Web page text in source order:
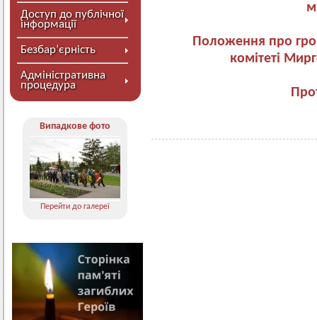
Доступ до публічної
інформації
Безбар’єрність
Адміністративна
процедура
Випадкове фото
Перейти до галереї
Положення про
комітеті